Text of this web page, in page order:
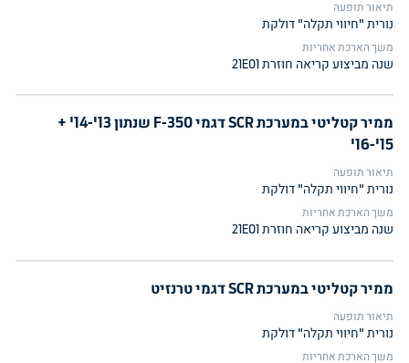
תיאור תופעה
נורית "חיווי תקלה" דולקת
משך הארכת אחריות
שנה מביצוע קריאה חוזרת 21E01
ממיר קטליטי במערכת SCR דגמי F-350 שנתון 13'-14' +
15'-16'
תיאור תופעה
נורית "חיווי תקלה" דולקת
משך הארכת אחריות
שנה מביצוע קריאה חוזרת 21E01
ממיר קטליטי במערכת SCR דגמי טרנזיט
תיאור תופעה
נורית "חיווי תקלה" דולקת
משך הארכת אחריות